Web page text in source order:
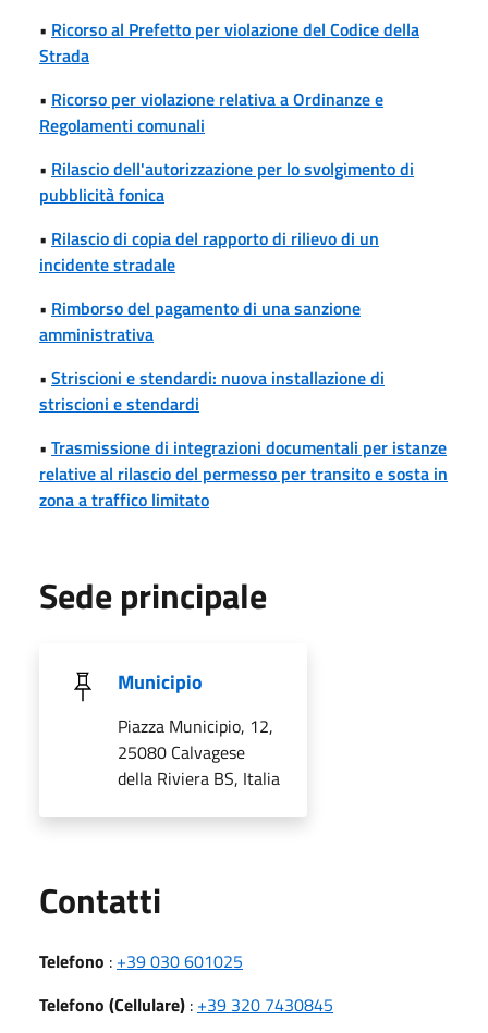
• Ricorso al Prefetto per violazione del Codice della
Strada
• Ricorso per violazione relativa a Ordinanze e
Regolamenti comunali
• Rilascio dell'autorizzazione per lo svolgimento di
pubblicità fonica
• Rilascio di copia del rapporto di rilievo di un
incidente stradale
• Rimborso del pagamento di una sanzione
amministrativa
• Striscioni e stendardi: nuova installazione di
striscioni e stendardi
• Trasmissione di integrazioni documentali per istanze
relative al rilascio del permesso per transito e sosta in
zona a traffico limitato
Sede principale
Municipio
Piazza Municipio, 12,
25080 Calvagese
della Riviera BS, Italia
Contatti
Telefono : +39 030 601025
Telefono (Cellulare) : +39 320 7430845